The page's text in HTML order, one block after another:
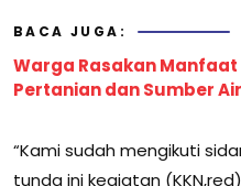
BACA JUGA:
Warga Rasakan Manfaat
Pertanian dan Sumber
“Kami sudah mengikuti
tunda ini kegiatan